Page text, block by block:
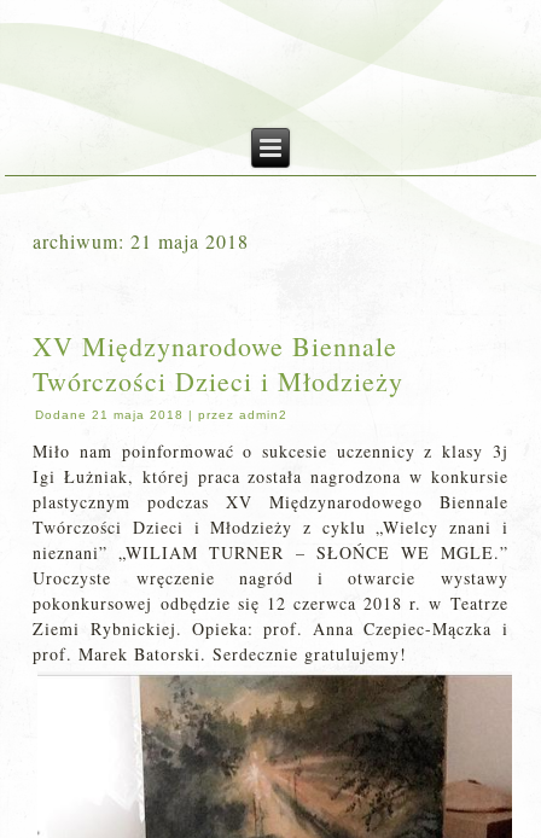
archiwum:21 maja 2018
XV Międzynarodowe Biennale
Twórczości Dzieci i Młodzieży
Dodane 21 maja 2018 |przez admin2
Miło nam poinformować o sukcesie uczennicy z klasy 3j
Igi Łużniak, której praca została nagrodzona w konkursie
plastycznym podczas XV Międzynarodowego Biennale
Twórczości Dzieci i Młodzieży z cyklu „Wielcy znani i
nieznani” „WILIAM TURNER – SŁOŃCE WE MGLE.”
Uroczyste wręczenie nagród i otwarcie wystawy
pokonkursowej odbędzie się 12 czerwca 2018 r. w Teatrze
Ziemi Rybnickiej. Opieka: prof. Anna Czepiec-Mączka i
prof. Marek Batorski. Serdecznie gratulujemy!